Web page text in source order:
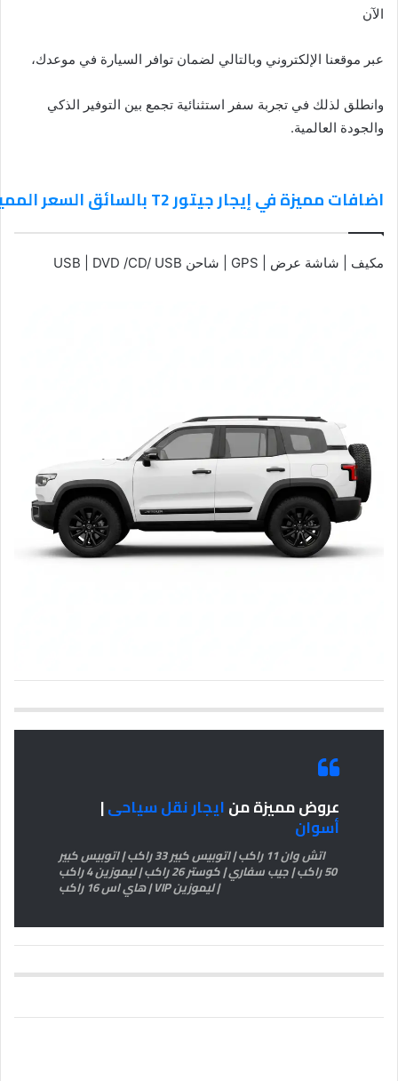
الآن
عبر موقعنا الإلكتروني وبالتالي لضمان توافر السيارة في موعدك،
وانطلق لذلك في تجربة سفر استثنائية تجمع بين التوفير الذكي
والجودة العالمية.
اضافات مميزة في إيجار جيتور T2 بالسائق السعر المميزات وأفضل العروض من تورست باص
مكيف | شاشة عرض | GPS | شاحن USB | DVD /CD/ USB
عروض مميزة منايجار نقل سياحى|
أسوان
اتش وان 11 راكب | اتوبيس كبير 33 راكب | اتوبيس كبير
50 راكب | جيب سفاري | كوستر 26 راكب | ليموزين 4 راكب
| ليموزين VIP | هاي اس 16 راكب